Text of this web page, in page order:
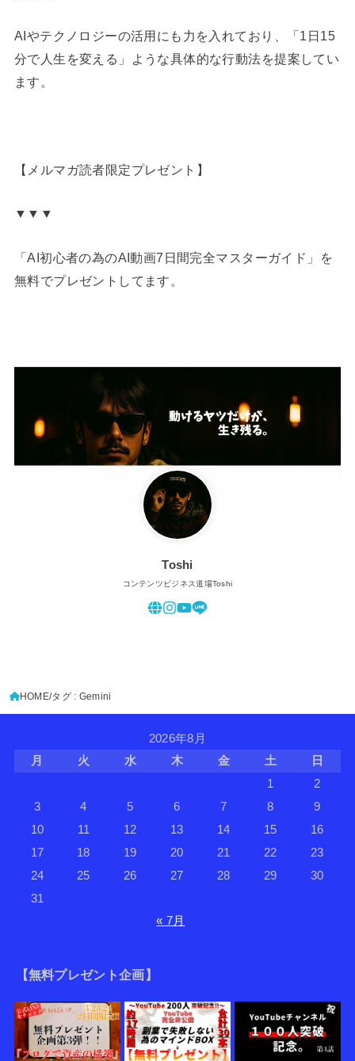
AIやテクノロジーの活用にも力を入れており、「1日15
分で人生を変える」ような具体的な行動法を提案してい
ます。
【メルマガ読者限定プレゼント】
▼▼▼
「AI初心者の為のAI動画7日間完全マスターガイド」を
無料でプレゼントしてます。
Toshi
コンテンツビジネス道場Toshi
HOME タグ : Gemini
2026年8月
月
火 水 木 金 土
日
1
2
3
4 5 6 7 8
9
10
11 12 13 14 15
16
17
18 19 20 21 22
23
24
25 26 27 28 29
30
31
« 7月
【無料プレゼント企画】